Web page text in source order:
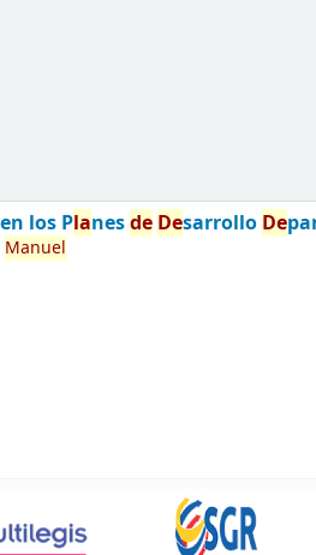
los Planesde Desarrollo De
Manuel